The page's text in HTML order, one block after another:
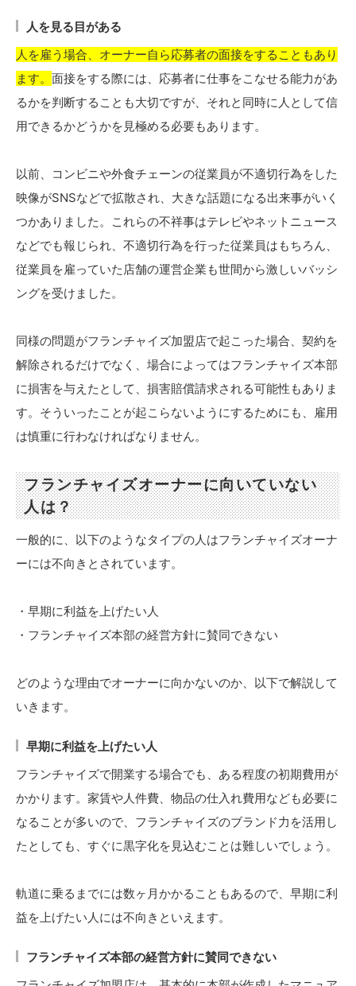
人を見る目がある
人を雇う場合、オーナー自ら応募者の面接をすることもあり
ます。 面接をする際には、応募者に仕事をこなせる能力があ
るかを判断することも大切ですが、それと同時に人として信
用できるかどうかを見極める必要もあります。
以前、コンビニや外食チェーンの従業員が不適切行為をした
映像がSNSなどで拡散され、大きな話題になる出来事がいく
つかありました。これらの不祥事はテレビやネットニュース
などでも報じられ、不適切行為を行った従業員はもちろん、
従業員を雇っていた店舗の運営企業も世間から激しいバッシ
ングを受けました。
同様の問題がフランチャイズ加盟店で起こった場合、契約を
解除されるだけでなく、場合によってはフランチャイズ本部
に損害を与えたとして、損害賠償請求される可能性もありま
す。そういったことが起こらないようにするためにも、雇用
は慎重に行わなければなりません。
フランチャイズオーナーに向いていない
人は？
一般的に、以下のようなタイプの人はフランチャイズオーナ
ーには不向きとされています。
・早期に利益を上げたい人
・フランチャイズ本部の経営方針に賛同できない
どのような理由でオーナーに向かないのか、以下で解説して
いきます。
早期に利益を上げたい人
フランチャイズで開業する場合でも、ある程度の初期費用が
かかります。家賃や人件費、物品の仕入れ費用なども必要に
なることが多いので、フランチャイズのブランド力を活用し
たとしても、すぐに黒字化を見込むことは難しいでしょう。
軌道に乗るまでには数ヶ月かかることもあるので、早期に利
益を上げたい人には不向きといえます。
フランチャイズ本部の経営方針に賛同できない